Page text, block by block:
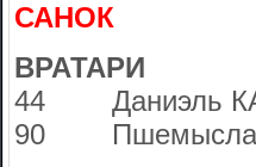
САНОК
ВРАТАРИ
44 Даниэль
90